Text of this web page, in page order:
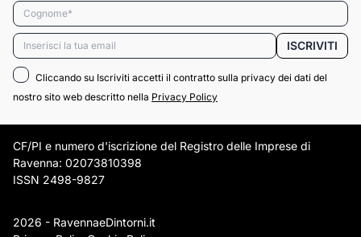
Cognome*
Email* ISCRIVITI
Cliccando su Iscriviti accetti il contratto sulla privacy dei dati del
nostro sito web descritto nella Privacy Policy
CF/PI e numero d'iscrizione del Registro delle Imprese di
Ravenna: 02073810398
ISSN 2498-9827
2026 - RavennaeDintorni.it